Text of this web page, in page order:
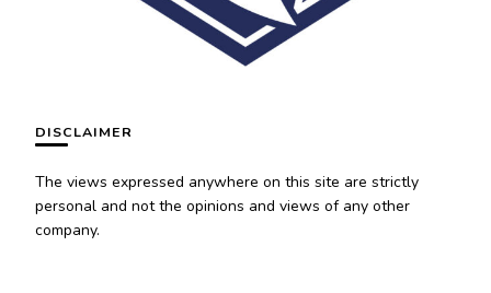
DISCLAIMER
The views expressed anywhere on this site are strictly
personal and not the opinions and views of any other
company.